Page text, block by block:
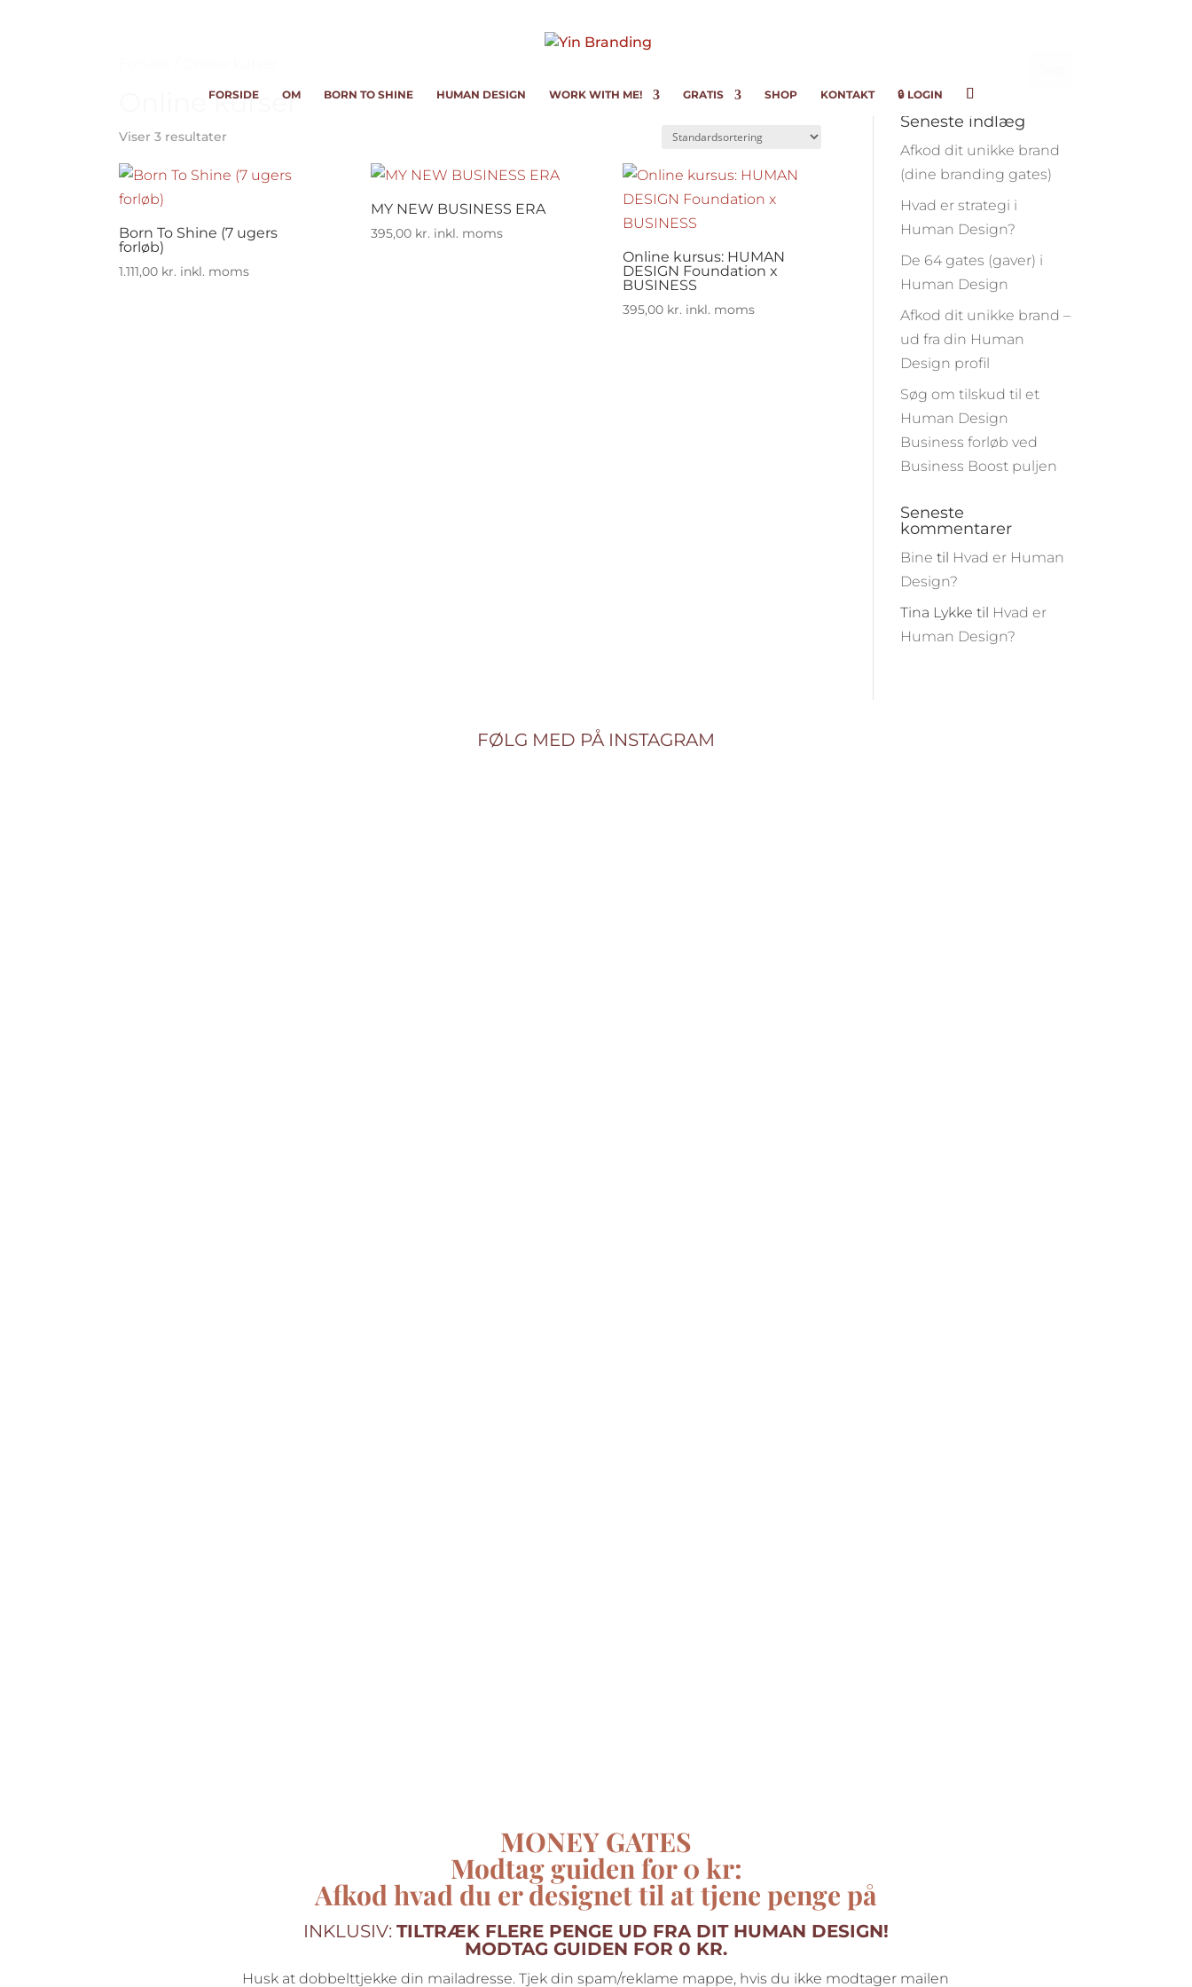
FORSIDE OM BORN TO SHINE HUMAN DESIGN WORK WITH ME! GRATIS SHOP KONTAKT 🔒 LOGIN
Online kurser
Viser 3 resultater
Born To Shine (7 ugers
forløb)
1.111,00 kr. inkl. moms
MY NEW BUSINESS ERA
395,00 kr. inkl. moms
Online kursus: HUMAN
DESIGN Foundation x
BUSINESS
395,00 kr. inkl. moms
Seneste indlæg
Afkod dit unikke brand
(dine branding gates)
Hvad er strategi i
Human Design?
De 64 gates (gaver) i
Human Design
Afkod dit unikke brand –
ud fra din Human
Design profil
Søg om tilskud til et
Human Design
Business forløb ved
Business Boost puljen
Seneste
kommentarer
Bine til Hvad er Human
Design?
Tina Lykke til Hvad er
Human Design?
FØLG MED PÅ INSTAGRAM
MONEY GATES
Modtag guiden for 0 kr:
Afkod hvad du er designet til at tjene penge på
INKLUSIV: TILTRÆK FLERE PENGE UD FRA DIT HUMAN DESIGN!
MODTAG GUIDEN FOR 0 KR.
Husk at dobbelttjekke din mailadresse. Tjek din spam/reklame mappe, hvis du ikke modtager mailen